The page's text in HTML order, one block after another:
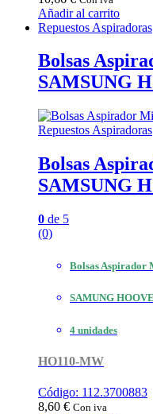
Añadir al carrito
Repuestos Aspiradoras
Bolsas
SAMSUNG
Repuestos Aspiradoras
Bolsas
SAMSUNG
0 de 5
(0)
Bolsas Aspirador
SAMUNG
4 unidades
HO110-MW
Código: 112.3700883
8,60 € Con iva